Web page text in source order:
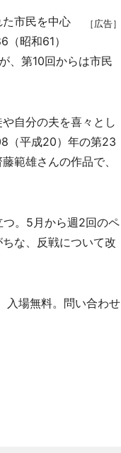
［広告］
市民を中心
昭和61）
、第10回からは市民
自分の夫を喜々とし
（平成20）年の第23
範雄さんの作品で、
。5月から週2回のペ
な、反戦について改
入場無料。問い合わせ